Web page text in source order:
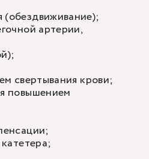
артерии,
свертывания крови;
повышением